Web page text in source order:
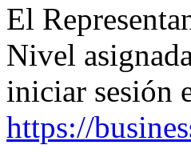
El
Nivel
iniciar sesión
https://